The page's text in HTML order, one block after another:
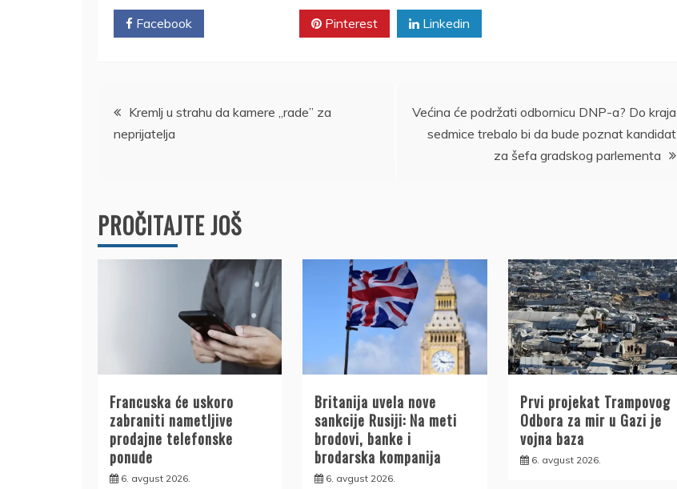
Facebook Pinterest Linkedin
Kretanje
članka
Kremlj u strahu da kamere „rade” za
neprijatelja
Većina će podržati odbornicu DNP-a? Do kraja
sedmice trebalo bi da bude poznat kandidat
za šefa gradskog parlementa
PROČITAJTE JOŠ
Francuska će uskoro
zabraniti nametljive
prodajne telefonske
ponude
6. avgust 2026.
Britanija uvela nove
sankcije Rusiji: Na meti
brodovi, banke i
brodarska kompanija
6. avgust 2026.
Prvi projekat Trampovog
Odbora za mir u Gazi je
vojna baza
6. avgust 2026.